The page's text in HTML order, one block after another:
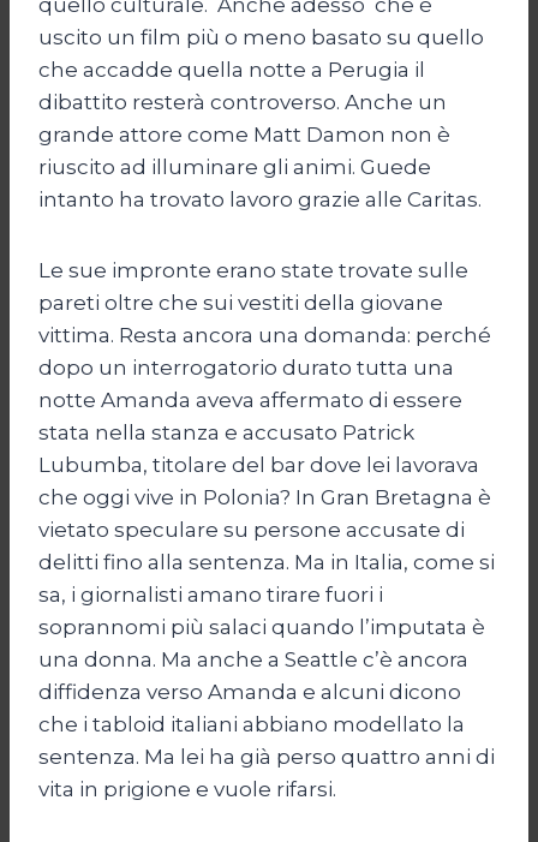
uscito un film più o meno basato su quello
che accadde quella notte a Perugia il
dibattito resterà controverso. Anche un
grande attore come Matt Damon non è
riuscito ad illuminare gli animi. Guede
intanto ha trovato lavoro grazie alle Caritas.
Le sue impronte erano state trovate sulle
pareti oltre che sui vestiti della giovane
vittima. Resta ancora una domanda: perché
dopo un interrogatorio durato tutta una
notte Amanda aveva affermato di essere
stata nella stanza e accusato Patrick
Lubumba, titolare del bar dove lei lavorava
che oggi vive in Polonia? In Gran Bretagna è
vietato speculare su persone accusate di
delitti fino alla sentenza. Ma in Italia, come si
sa, i giornalisti amano tirare fuori i
soprannomi più salaci quando l’imputata è
una donna. Ma anche a Seattle c’è ancora
diffidenza verso Amanda e alcuni dicono
che i tabloid italiani abbiano modellato la
sentenza. Ma lei ha già perso quattro anni di
vita in prigione e vuole rifarsi.